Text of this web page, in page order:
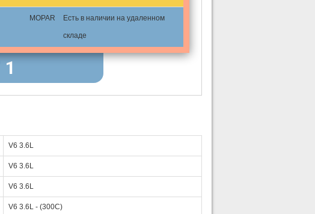
MOPAR Есть в наличии на удаленном
складе
1
V6 3.6L
V6 3.6L
V6 3.6L
V6 3.6L - (300С)